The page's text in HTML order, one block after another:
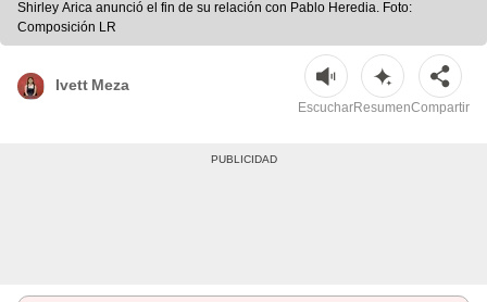
Shirley Arica anunció el fin de su relación con Pablo Heredia. Foto:
Composición LR
Ivett Meza
EscucharResumenCompartir